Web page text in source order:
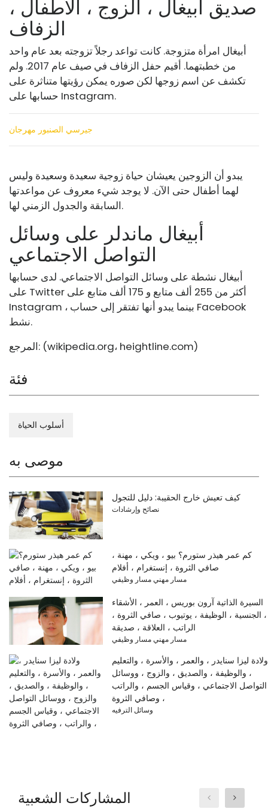
صديق أبيغال ، الزوج ، الأطفال ،
الزفاف
أبيغال امرأة متزوجة. كانت تواعد رجلاً تزوجته بعد عام واحد
من خطبتهما. أقيم حفل الزفاف في صيف عام 2017. ولم
تكشف عن اسم زوجها لكن صوره يمكن رؤيتها متناثرة على
حسابها على Instagram.
جيرسي الصنبور مهرجان
يبدو أن الزوجين يعيشان حياة زوجية سعيدة وسعيدة وليس
لهما أطفال حتى الآن. لا يوجد شيء معروف عن مواعدتها
السابقة والجدول الزمني لها.
أبيغال ماندلر على وسائل
التواصل الاجتماعي
أبيغال نشطة على وسائل التواصل الاجتماعي. لدى حسابها
على Twitter أكثر من 255 ألف متابع و 175 ألف متابع على
Instagram ، بينما يبدو أنها تفتقر إلى حساب Facebook
نشط.
المرجع: (wikipedia.org، heightline.com)
فئة
أسلوب الحياة
موصى به
كيف تعيش خارج الحقيبة: دليل للتجول
نصائح وإرشادات
كم عمر هيذر ستورم؟ بيو ، ويكي ، مهنة ،
صافي الثروة ، إنستغرام ، أفلام
مسار مهني مسار وظيفي
السيرة الذاتية آرون بوريس ، العمر ، الأشقاء
، الجنسية ، الوظيفة ، يوتيوب ، صافي الثروة ،
الراتب ، العلاقة ، صديقة
مسار مهني مسار وظيفي
ولادة ليزا سنايدر ، والعمر ، والأسرة ، والتعليم
، والوظيفة ، والصديق ، والزوج ، ووسائل
التواصل الاجتماعي ، وقياس الجسم ، والراتب
، وصافي الثروة
وسائل الترفيه
المشاركات الشعبية